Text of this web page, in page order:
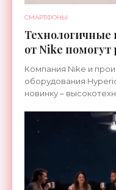
СМАРТФОНЫ
от Nike помогут
ноги после
Компания Nike и
оборудования
новинку –